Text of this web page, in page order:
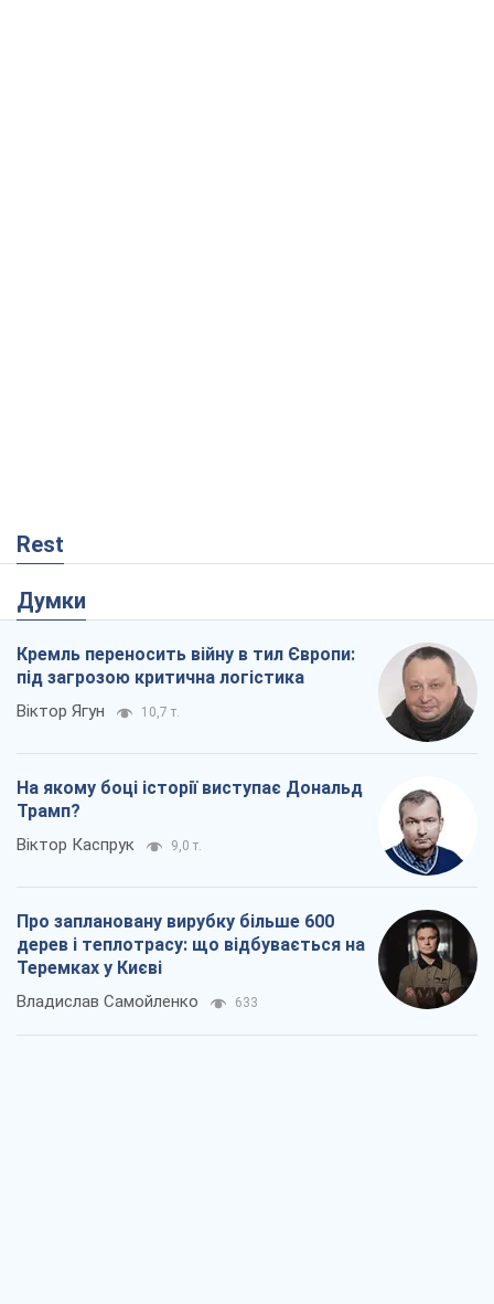
Rest
Думки
Кремль переносить війну в тил Європи:
під загрозою критична логістика
Віктор Ягун 10,7 т.
На якому боці історії виступає Дональд
Трамп?
Віктор Каспрук 9,0 т.
Про заплановану вирубку більше 600
дерев і теплотрасу: що відбувається на
Теремках у Києві
Владислав Самойленко 633